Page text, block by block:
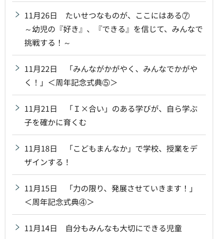
11月26日 たいせつなものが、ここにはある⑦
～幼児の『好き』、『できる』を信じて、みんなで
挑戦する！～
11月22日 「みんながかがやく、みんなでかがや
く！」＜周年記念式典⑤＞
11月21日 「Ｉ×合い」のある学びが、自ら学ぶ
子を確かに育くむ
11月18日 「こどもまんなか」で学校、授業をデ
ザインする！
11月15日 「力の限り、発展させていきます！」
＜周年記念式典④＞
11月14日 自分もみんなも大切にできる児童